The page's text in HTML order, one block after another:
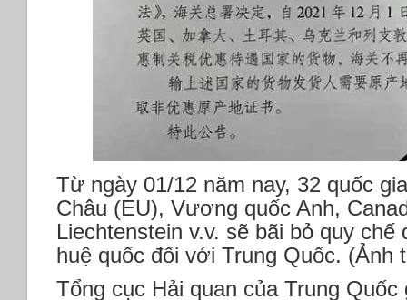
Từ ngày 01/12 năm nay, 32 quốc
Châu (EU), Vương quốc Anh,
Liechtenstein v.v. sẽ bãi bỏ quy
huệ quốc đối với Trung Quốc. (Ảnh
Tổng cục Hải quan của Trung